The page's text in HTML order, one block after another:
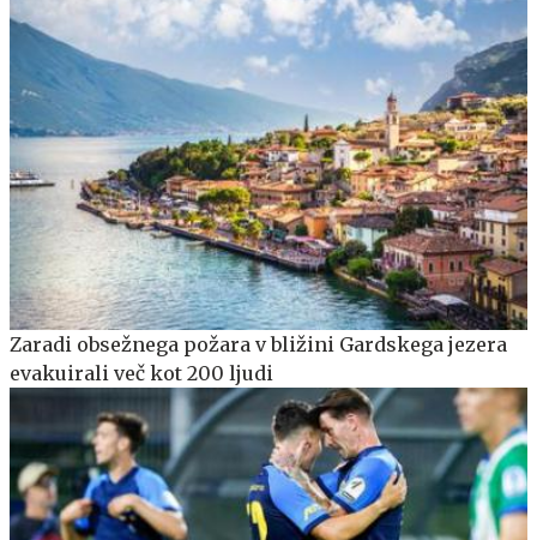
Zaradi obsežnega požara v bližini Gardskega jezera
evakuirali več kot 200 ljudi